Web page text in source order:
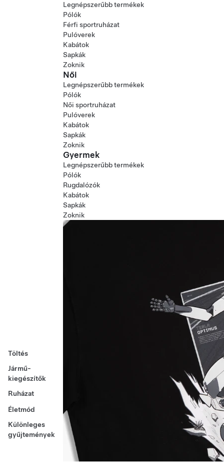
Töltés
Jármű-
kiegészítők
Ruházat
Életmód
Különleges
gyűjtemények
Legnépszerűbb termékek
Pólók
Férfi sportruházat
Pulóverek
Kabátok
Sapkák
Zoknik
Női
Legnépszerűbb termékek
Pólók
Női sportruházat
Pulóverek
Kabátok
Sapkák
Zoknik
Gyermek
Legnépszerűbb termékek
Pólók
Rugdalózók
Kabátok
Sapkák
Zoknik